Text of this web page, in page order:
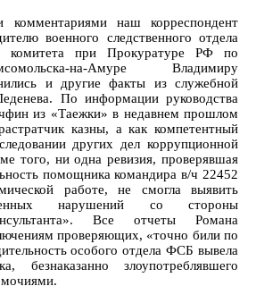
комментариями наш корреспондент
военного следственного отдела
комитета при Прокуратуре РФ по
на-Амуре Владимиру
и другие факты из служебной
По информации руководства
из «Таежки» в недавнем прошлом
казны, а как компетентный
других дел коррупционной
того, ни одна ревизия, проверявшая
помощника командира в/ч 22452
работе, не смогла выявить
нарушений со стороны
Все отчеты Романа
проверяющих, «точно били по
особого отдела ФСБ вывела
безнаказанно злоупотреблявшего